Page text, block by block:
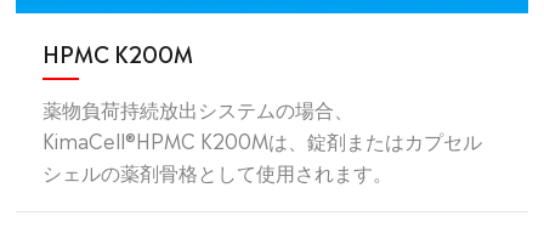
HPMC K200M
薬物負荷持続放出システムの場合、
KimaCell®HPMC K200Mは、錠剤またはカプセル
シェルの薬剤骨格として使用されます。